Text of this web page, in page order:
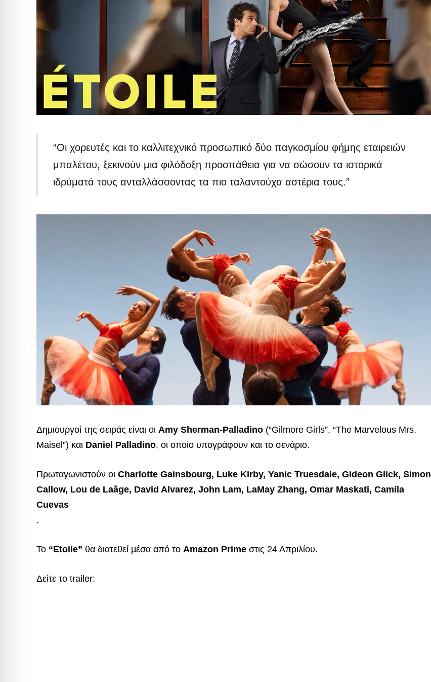
“Οι χορευτές και το καλλιτεχνικό προσωπικό δύο παγκοσμίου φήμης εταιρειών
μπαλέτου, ξεκινούν μια φιλόδοξη προσπάθεια για να σώσουν τα ιστορικά
ιδρύματά τους ανταλλάσσοντας τα πιο ταλαντούχα αστέρια τους.”
Δημιουργοί της σειράς είναι οι Amy Sherman-Palladino (“Gilmore Girls”, “The Marvelous Mrs.
Maisel”) και Daniel Palladino, οι οποίο υπογράφουν και το σενάριο.
Πρωταγωνιστούν οι Charlotte Gainsbourg, Luke Kirby, Yanic Truesdale, Gideon Glick, Simon
Callow, Lou de Laâge, David Alvarez, John Lam, LaMay Zhang, Omar Maskati, Camila
Cuevas
.
Το “Etoile” θα διατεθεί μέσα από το Amazon Prime στις 24 Απριλίου.
Δείτε το trailer: